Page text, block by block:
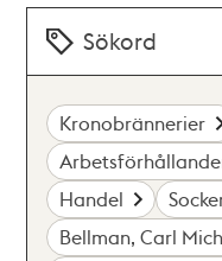
Sökord
Kronobrännerier
Handel
Bellman, Carl